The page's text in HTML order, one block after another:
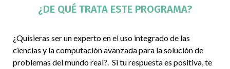
¿DE QUÉ TRATA ESTE PROGRAMA?
¿Quisieras ser un experto en el uso integrado de las
ciencias y la computación avanzada para la solución de
problemas del mundo real?. Si tu respuesta es positiva, te